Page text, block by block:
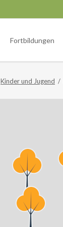
Fortbildungen
Kinder und Jugend